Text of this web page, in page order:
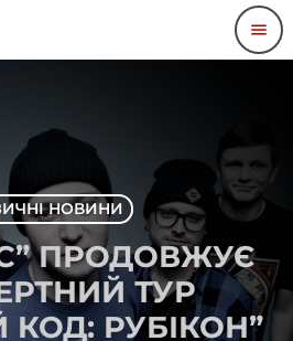
menu
НОВИНИ
ПРОДОВЖУЄ
ТУР
РУБІКОН”